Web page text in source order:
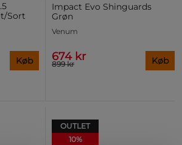
Sort
Køb
Impact Evo Shinguards
Grøn
Venum
674 kr
899 kr Køb
OUTLET
10%